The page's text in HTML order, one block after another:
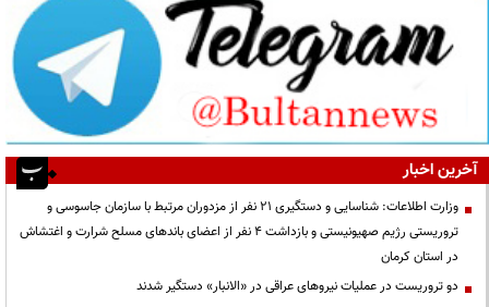
آخرین اخبار
وزارت اطلاعات: شناسایی و دستگیری ۲۱ نفر از مزدوران مرتبط با سازمان جاسوسی و
تروریستی رژیم صهیونیستی و بازداشت ۴ نفر از اعضای باندهای مسلح شرارت و اغتشاش
در استان کرمان
دو تروریست در عملیات نیروهای عراقی در «الانبار» دستگیر شدند